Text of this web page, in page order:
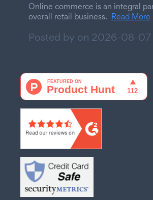
Online commerce is an integral
overall retail business. Read More
Posted by on 2026-08-07